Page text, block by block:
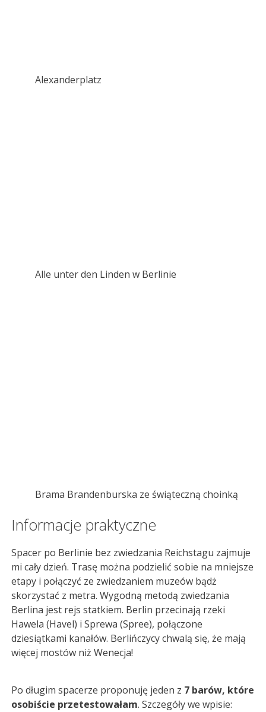
Alexanderplatz
Alle unter den Linden w Berlinie
Brama Brandenburska ze świąteczną choinką
Informacje praktyczne
Spacer po Berlinie bez zwiedzania Reichstagu zajmuje
mi cały dzień. Trasę można podzielić sobie na mniejsze
etapy i połączyć ze zwiedzaniem muzeów bądż
skorzystać z metra. Wygodną metodą zwiedzania
Berlina jest rejs statkiem. Berlin przecinają rzeki
Hawela (Havel) i Sprewa (Spree), połączone
dziesiątkami kanałów. Berlińczycy chwalą się, że mają
więcej mostów niż Wenecja!
Po długim spacerze proponuję jeden z 7 barów, które
osobiście przetestowałam. Szczegóły we wpisie: